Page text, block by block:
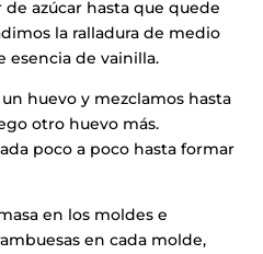
azúcar hasta que quede
la ralladura de medio
esencia de vainilla.
huevo y mezclamos hasta
otro huevo más.
poco a poco hasta formar
en los moldes e
en cada molde,